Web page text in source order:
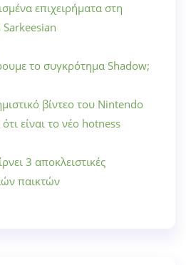
επιχειρήματα στη
Sarkeesian
το συγκρότημα Shadow;
βίντεο του Nintendo
είναι το νέο hotness
3 αποκλειστικές
παικτών